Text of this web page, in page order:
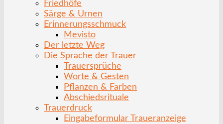
Friedhöfe
Särge & Urnen
Erinnerungsschmuck
Mevisto
Der letzte Weg
Die Sprache der Trauer
Trauersprüche
Worte & Gesten
Pflanzen & Farben
Abschiedsrituale
Trauerdruck
Eingabeformular Traueranzeige